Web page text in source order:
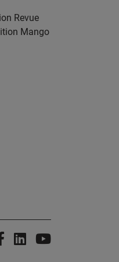
Revue
Mango
Facebook
LinkedinYouTube